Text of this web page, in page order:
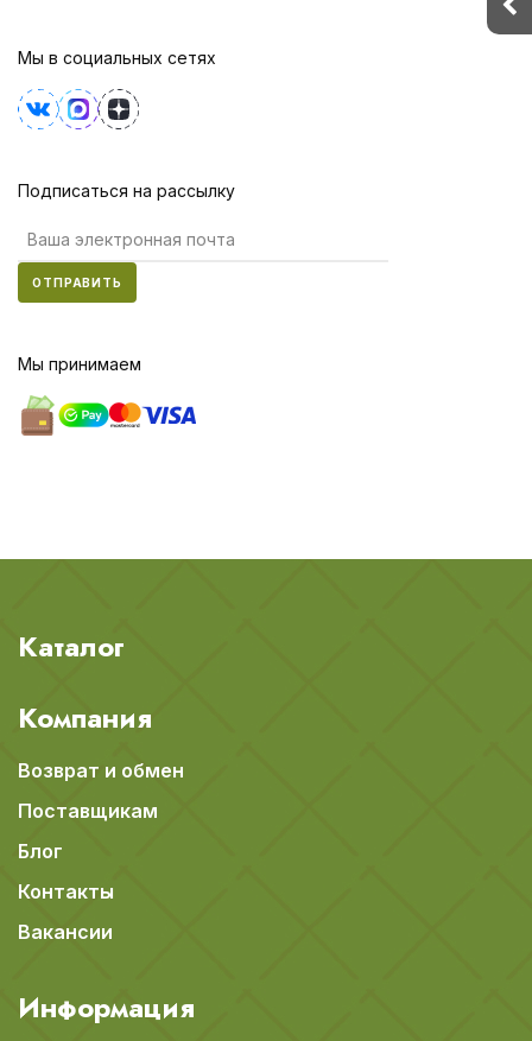
Мы в социальных сетях
Подписаться на рассылку
ОТПРАВИТЬ
Мы принимаем
Каталог
Компания
Возврат и обмен
Поставщикам
Блог
Контакты
Вакансии
Информация